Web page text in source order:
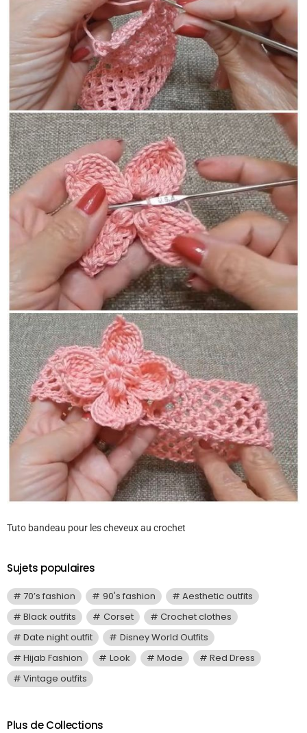
Tuto bandeau pour les cheveux au crochet
Sujets populaires
70’s fashion 90's fashion
Aesthetic outfits
Black outfits
Corset
Crochet clothes
Date night outfit
Disney World Outfits
Hijab Fashion
Look Mode
Red Dress
Vintage outfits
Plus de Collections